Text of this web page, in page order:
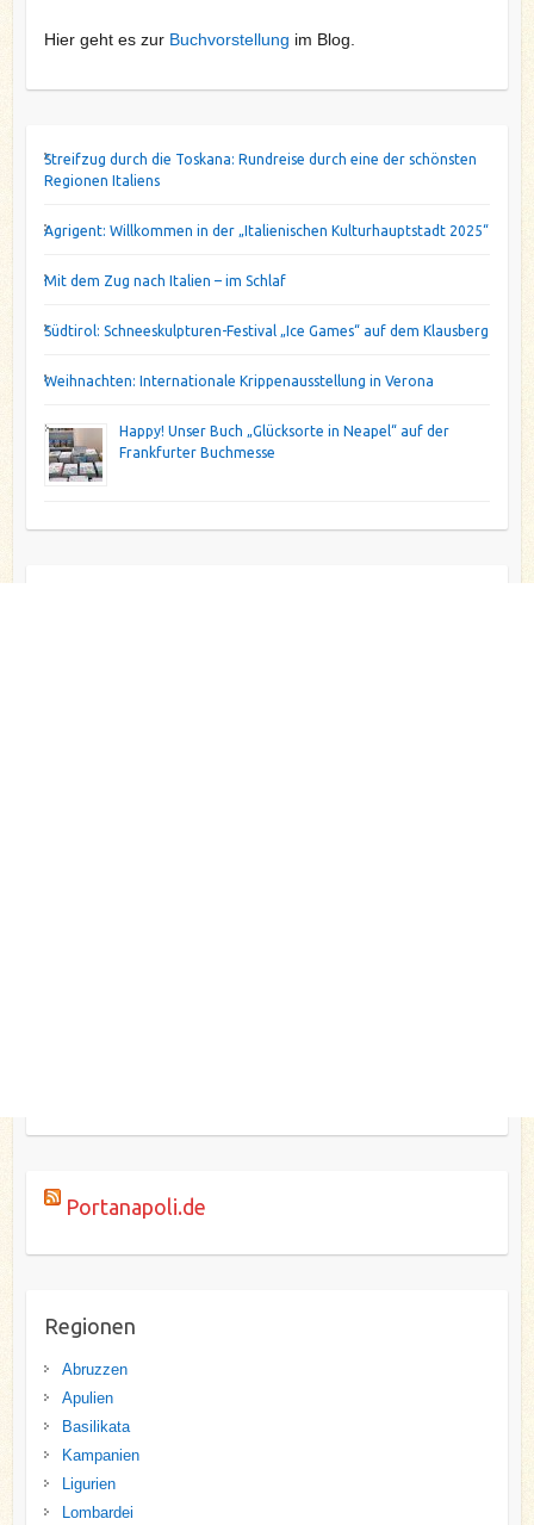
Hier geht es zur Buchvorstellung im Blog.
Streifzug durch die Toskana: Rundreise durch eine der schönsten
Regionen Italiens
Agrigent: Willkommen in der „Italienischen Kulturhauptstadt 2025“
Mit dem Zug nach Italien – im Schlaf
Südtirol: Schneeskulpturen-Festival „Ice Games“ auf dem Klausberg
Weihnachten: Internationale Krippenausstellung in Verona
Happy! Unser Buch „Glücksorte in Neapel“ auf der
Frankfurter Buchmesse
Portanapoli.de
Regionen
Abruzzen
Apulien
Basilikata
Kampanien
Ligurien
Lombardei